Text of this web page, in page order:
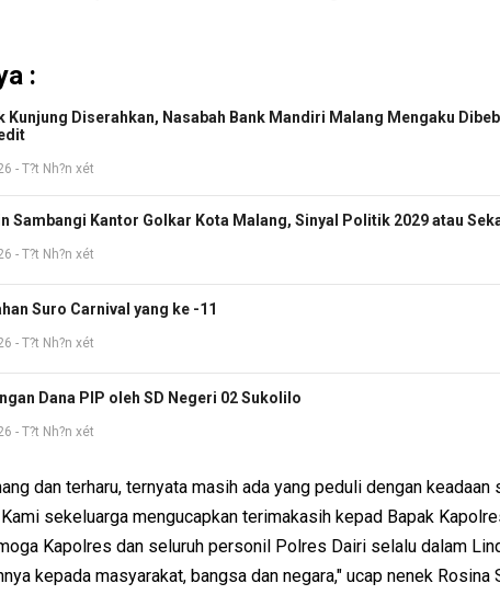
:
Kunjung Diserahkan, Nasabah Bank Mandiri Malang Mengaku
- T?t Nh?n xét
Sambangi Kantor Golkar Kota Malang, Sinyal Politik 2029 atau
- T?t Nh?n xét
Suro Carnival yang ke -11
- T?t Nh?n xét
Dana PIP oleh SD Negeri 02 Sukolilo
- T?t Nh?n xét
dan terharu, ternyata masih ada yang peduli dengan keadaan
sekeluarga mengucapkan terimakasih kepad Bapak
Kapolres dan seluruh personil Polres Dairi selalu dalam
kepada masyarakat, bangsa dan negara," ucap nenek Rosina